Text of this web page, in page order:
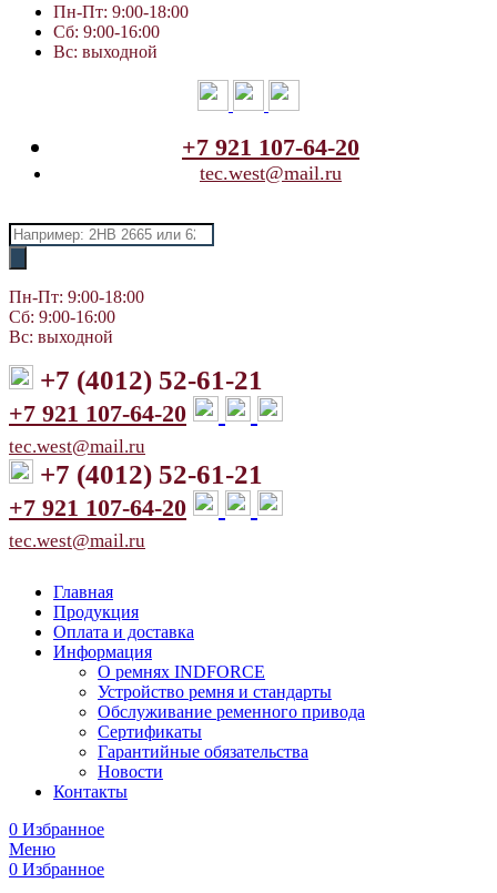
Пн-Пт: 9:00-18:00
Сб: 9:00-16:00
Вс: выходной
+7 921 107-64-20
tec.west@mail.ru
Поиск
товаров
Пн-Пт: 9:00-18:00
Сб: 9:00-16:00
Вс: выходной
+7 (4012) 52-61-21
+7 921 107-64-20
tec.west@mail.ru
+7 (4012) 52-61-21
+7 921 107-64-20
tec.west@mail.ru
Главная
Продукция
Оплата и доставка
Информация
О ремнях INDFORCE
Устройство ремня и стандарты
Обслуживание ременного привода
Сертификаты
Гарантийные обязательства
Новости
Контакты
0 Избранное
Меню
0 Избранное